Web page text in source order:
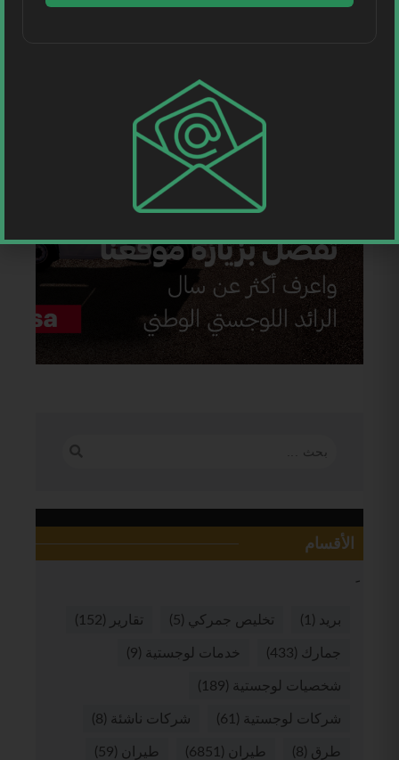
الأقسام
بريد (1) تخليص جمركي (5) تقارير (152)
جمارك (433) خدمات لوجستية (9)
شخصيات لوجستية (189)
شركات لوجستية (61) شركات ناشئة (8)
طرق (8) طيران (6851) طيران (59)